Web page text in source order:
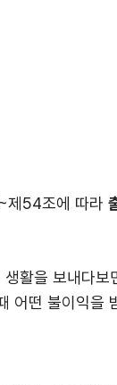
제54조에 따라
활을 보내다
어떤 불이익을